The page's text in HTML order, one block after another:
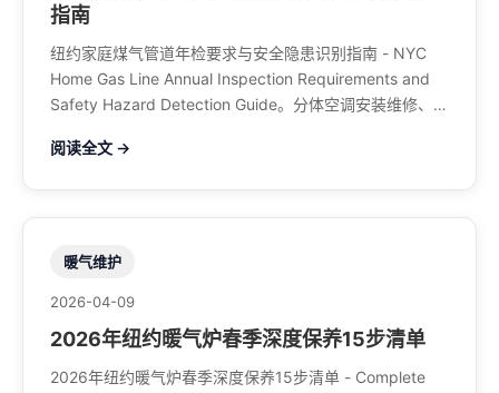
指南
纽约家庭煤气管道年检要求与安全隐患识别指南 - NYC
Home Gas Line Annual Inspection Requirements and
Safety Hazard Detection Guide。分体空调安装维修、中
桩。电话：929-708-8979
阅读全文 →
暖气维护
2026-04-09
2026年纽约暖气炉春季深度保养15步清单
2026年纽约暖气炉春季深度保养15步清单 - Complete